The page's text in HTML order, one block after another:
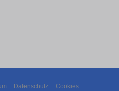
Datenschutz Cookies